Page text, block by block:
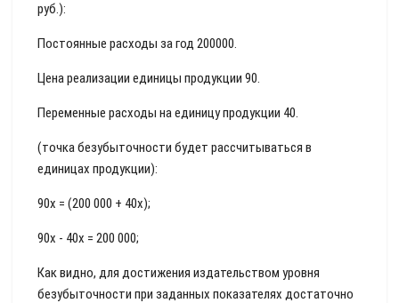
руб.):
Постоянные расходы за год 200000.
Цена реализации единицы продукции 90.
Переменные расходы на единицу продукции 40.
(точка безубыточности будет рассчитываться в
единицах продукции):
90x = (200 000 + 40x);
90x - 40x = 200 000;
Как видно, для достижения издательством уровня
безубыточности при заданных показателях достаточно